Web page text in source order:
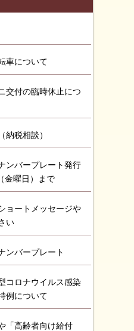
車について
交付の臨時休止につ
納税相談）
ンバープレート発行
金曜日）まで
ョートメッセージや
い
ンバープレート
コロナウイルス感染
例について
「高齢者向け給付